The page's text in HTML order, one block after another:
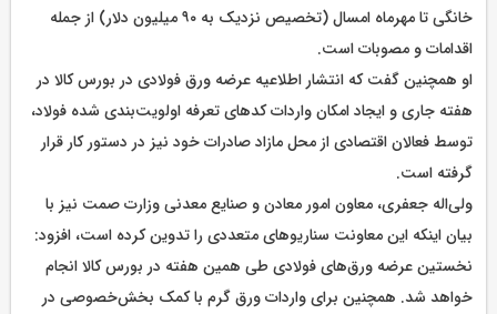
خانگی تا مهرماه امسال (تخصیص نزدیک به ۹۰ میلیون دلار) از جمله
اقدامات و مصوبات است.
او همچنین گفت که انتشار اطلاعیه عرضه ورق فولادی در بورس کالا در
هفته جاری و ایجاد امکان واردات کدهای تعرفه اولویت‌بندی شده فولاد،
توسط فعالان اقتصادی از محل مازاد صادرات خود نیز در دستور کار قرار
گرفته است.
ولی‌اله جعفری، معاون امور معادن و صنایع معدنی وزارت صمت نیز با
بیان اینکه این معاونت سناریوهای متعددی را تدوین کرده است، افزود:
نخستین عرضه ورق‌های فولادی طی همین هفته در بورس کالا انجام
خواهد شد. همچنین برای واردات ورق گرم با کمک بخش‌خصوصی در